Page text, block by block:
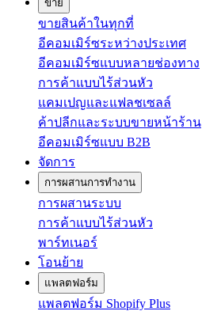
ขาย
ขายสินค้าในทุกที่
อีคอมเมิร์ซระหว่างประเทศ
อีคอมเมิร์ซแบบหลายช่องทาง
การค้าแบบไร้ส่วนหัว
แคมเปญและแฟลชเซลล์
ค้าปลีกและระบบขายหน้าร้าน
อีคอมเมิร์ซแบบ B2B
จัดการ
การผสานการทำงาน
การผสานระบบ
การค้าแบบไร้ส่วนหัว
พาร์ทเนอร์
โอนย้าย
แพลตฟอร์ม
แพลตฟอร์ม Shopify Plus